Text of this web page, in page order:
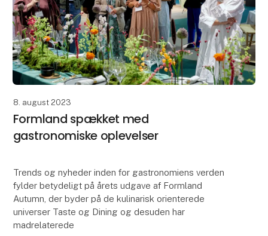
8. august 2023
Formland spækket med
gastronomiske oplevelser
Trends og nyheder inden for gastronomiens verden
fylder betydeligt på årets udgave af Formland
Autumn, der byder på de kulinarisk orienterede
universer Taste og Dining og desuden har
madrelaterede